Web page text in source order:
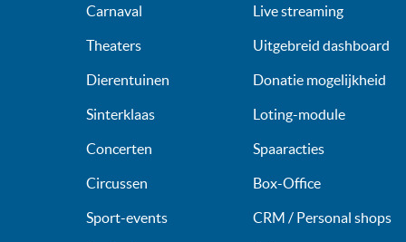
Carnaval
Theaters
Dierentuinen
Sinterklaas
Concerten
Circussen
Sport-events
Live streaming
Uitgebreid dashboard
Donatie mogelijkheid
Loting-module
Spaaracties
Box-Office
CRM / Personal shops